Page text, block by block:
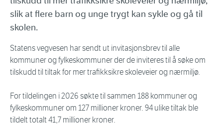
slik at flere barn og unge trygt kan sykle og gå til
skolen.
Statens vegvesen har sendt ut invitasjonsbrev til alle
kommuner og fylkeskommuner der de inviteres til å søke om
tilskudd til tiltak for mer trafikksikre skoleveier og nærmiljø.
For tildelingen i 2026 søkte til sammen 188 kommuner og
fylkeskommuner om 127 millioner kroner. 94 ulike tiltak ble
tildelt totalt 41,7 millioner kroner.